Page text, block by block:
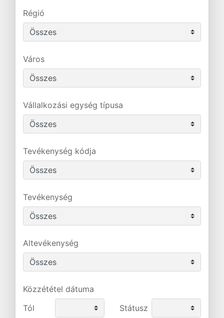
Régió
Város
Vállalkozási egység típusa
Tevékenység kódja
Tevékenység
Altevékenység
Közzététel dátuma
Tól
Státusz